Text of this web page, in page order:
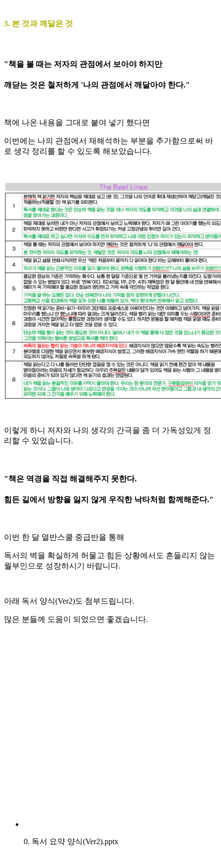
3. 본 것과 깨달은 것
"책을 볼 때는 저자의 관점에서 보아야 하지만
깨닫는 것은 철저하게 '나의 관점에서 깨달아야 한다."
책에 나온 내용을 그대로 붙여 넣기 했다면
이번에는 나의 관점에서 재해석하는 부분을 추가함으로써 바
로 생각 정리를 할 수 있도록 해보았습니다.
이렇게 하니 저자와 나의 생각의 간극을 좀 더 가독성있게 정
리할 수 있었습니다.
"책은 역경을 직접 해결해주지 못한다.
힘든 길에서 방향을 잃지 않게 우직한 낙타처럼 함께해준다."
이번 한 달 열반스쿨 중급반을 통해
독서의 벽을 확실하게 허물고 힘든 상황에서도 흔들리지 않는
월부인으로 성장하시기 바랍니다.
아래 독서 양식(Ver2)도 첨부드립니다.
많은 분들께 도움이 되었으면 좋겠습니다.
0. 독서 요약 양식(Ver2).pptx